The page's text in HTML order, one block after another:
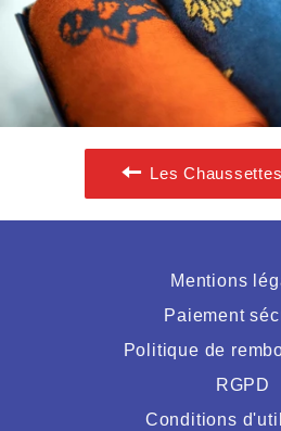
Les
Mentions
Paiement
Politique de
RGPD
Conditions